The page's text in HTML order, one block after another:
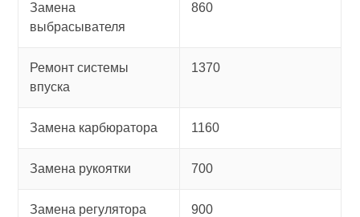
Замена
выбрасывателя
860
Ремонт системы
впуска
1370
Замена карбюратора 1160
Замена рукоятки 700
Замена регулятора
900